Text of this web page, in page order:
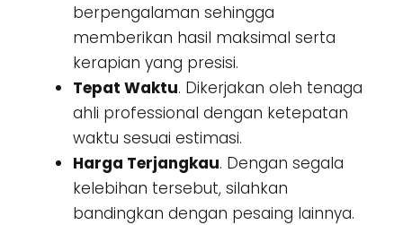
berpengalaman sehingga
memberikan hasil maksimal serta
kerapian yang presisi.
Tepat Waktu. Dikerjakan oleh tenaga
ahli professional dengan ketepatan
waktu sesuai estimasi.
Harga Terjangkau. Dengan segala
kelebihan tersebut, silahkan
bandingkan dengan pesaing lainnya.